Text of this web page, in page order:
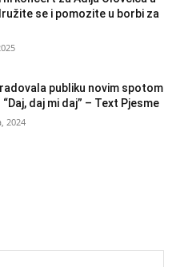
se i pomozite u borbi za
publiku novim spotom
daj mi daj” – Text Pjesme
2024